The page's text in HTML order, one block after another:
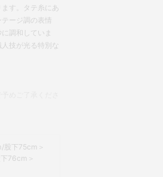
す。タテ糸にあ
ージ調の表情
調和していま
技が光る特別な
下75cm＞
76cm＞